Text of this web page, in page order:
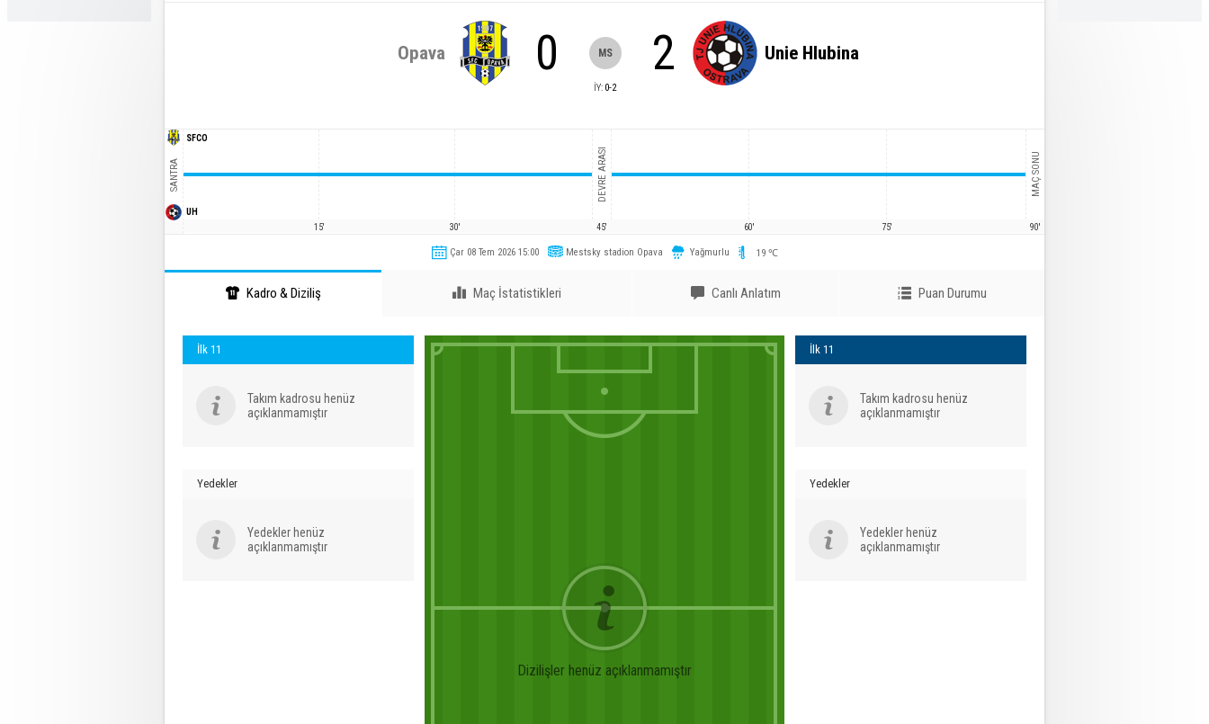
Opava 0 MS 2 Unie Hlubina
İY: 0-2
SFCO
SANTRA
UH
15'
30'
DEVRE ARASI
45' 60' 75'
MAÇ SONU
90'
Çar 08 Tem 2026 15:00 Mestsky stadion Opava Yağmurlu 19℃
Kadro & Diziliş Maç İstatistikleri Canlı Anlatım Puan Durumu
İlk 11
Takım kadrosu henüz
açıklanmamıştır
Yedekler
Yedekler henüz
açıklanmamıştır
Dizilişler henüz açıklanmamıştır
İlk 11
Takım kadrosu henüz
açıklanmamıştır
Yedekler
Yedekler henüz
açıklanmamıştır